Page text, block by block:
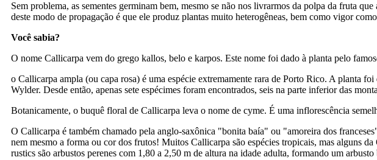
Sem problema, as sementes germinam bem, mesmo se não nos livrarmos da polpa da fruta
deste modo de propagação é que ele produz plantas muito heterogêneas, bem como vigor
Você sabia?
O nome Callicarpa vem do grego kallos, belo e karpos. Este nome foi dado à planta pelo
o Callicarpa ampla (ou capa rosa) é uma espécie extremamente rara de Porto Rico. A planta
Wylder. Desde então, apenas sete espécimes foram encontrados, seis na parte inferior das
Botanicamente, o buquê floral de Callicarpa leva o nome de cyme. É uma inflorescência
O Callicarpa é também chamado pela anglo-saxônica "bonita baía" ou "amoreira dos
nem mesmo a forma ou cor dos frutos! Muitos Callicarpa são espécies tropicais, mas alguns
rustics são arbustos perenes com 1,80 a 2,50 m de altura na idade adulta, formando um